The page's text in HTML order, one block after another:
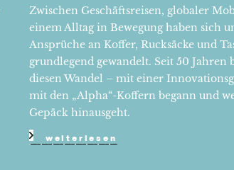
Zwischen Geschäftsreisen, globaler
einem Alltag in Bewegung haben sich
Ansprüche an Koffer, Rucksäcke und
grundlegend gewandelt. Seit 50 Jahren
diesen Wandel – mit einer
mit den „Alpha“-Koffern begann und
Gepäck hinausgeht.
weiterlesen